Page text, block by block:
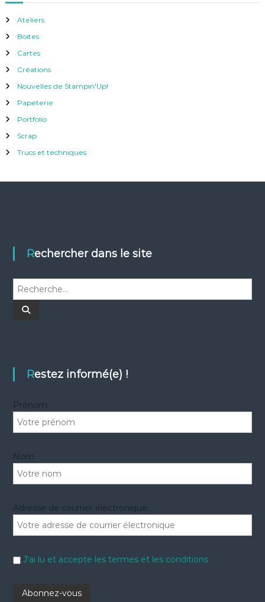
Ateliers
Boites
Cartes
Créations
Nouvelles de Stampin'Up!
Papeterie
Portfolio
Scrap
Trucs et techniques
Rechercher dans le site
R
h
e
R
Restez informé(e) !
Prénom
Nom
Adresse de courrier électronique:
J'ai lu et accepte les termes et les conditions